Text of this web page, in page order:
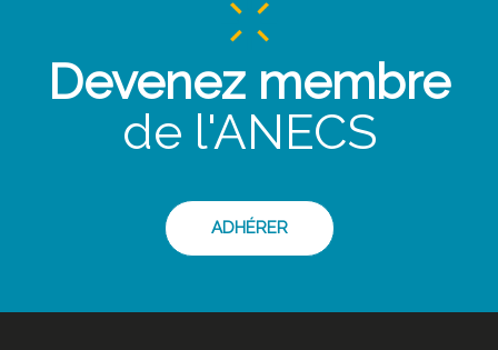
Devenez membre
de l'ANECS
ADHÉRER